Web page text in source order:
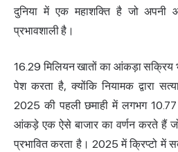
दुनिया में एक महाशक्ति है जो अपनी
प्रभावशाली है।
16.29 मिलियन खातों का आंकड़ा सक्रिय
पेश करता है, क्योंकि नियामक द्वारा
2025 की पहली छमाही में लगभग 10.77
आंकड़े एक ऐसे बाजार का वर्णन करते हैं
प्रभावित करता है। 2025 में क्रिप्टो में